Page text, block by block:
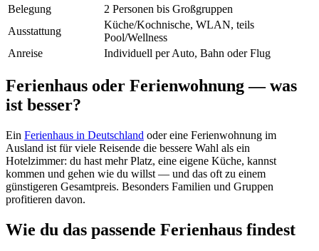
Belegung
2 Personen bis Großgruppen
Ausstattung
Küche/Kochnische, WLAN, teils
Pool/Wellness
Anreise
Individuell per Auto, Bahn oder Flug
Ferienhaus oder Ferienwohnung — was
ist besser?
Ein Ferienhaus in Deutschland oder eine Ferienwohnung im
Ausland ist für viele Reisende die bessere Wahl als ein
Hotelzimmer: du hast mehr Platz, eine eigene Küche, kannst
kommen und gehen wie du willst — und das oft zu einem
günstigeren Gesamtpreis. Besonders Familien und Gruppen
profitieren davon.
Wie du das passende Ferienhaus findest